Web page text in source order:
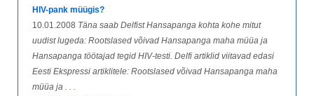
HIV-pank müügis?
10.01.2008 Täna saab Delfist Hansapanga kohta kohe mitut
uudist lugeda: Rootslased võivad Hansapanga maha müüa ja
Hansapanga töötajad tegid HIV-testi. Delfi artiklid viitavad edasi
Eesti Ekspressi artiklitele: Rootslased võivad Hansapanga maha
müüa ja . . .